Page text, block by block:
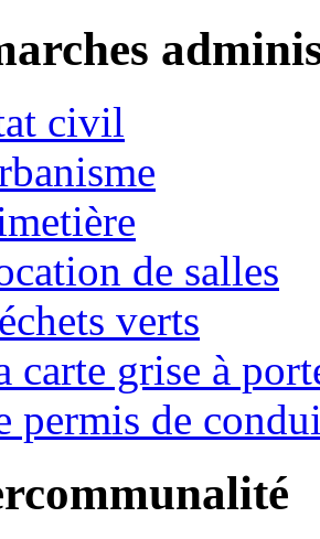
civil
de salles
verts
carte grise à
permis de